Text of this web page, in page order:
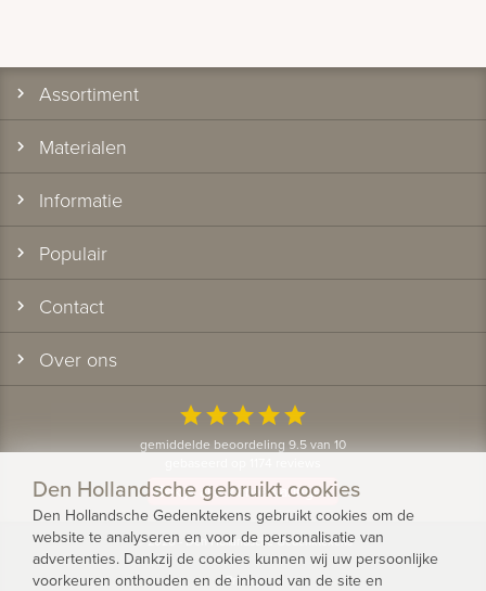
Assortiment
Materialen
Informatie
Populair
Contact
Over ons
starstarstarstarstar
gemiddelde beoordeling 9.5 van 10
Bekijk alle klantervaringen
© 2026 - Den Hollandsche Gedenktekens
Privacy
Den Hollandsche gebruikt cookies
Den Hollandsche Gedenktekens gebruikt cookies om de
website te analyseren en voor de personalisatie van
advertenties. Dankzij de cookies kunnen wij uw persoonlijke
voorkeuren onthouden en de inhoud van de site en